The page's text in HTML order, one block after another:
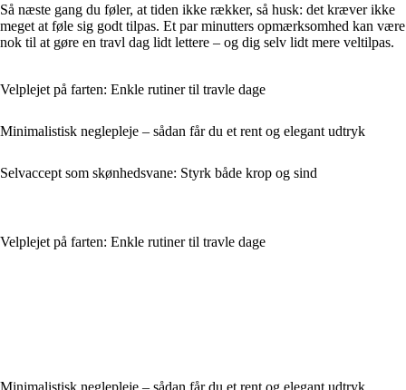
Så næste gang du føler, at tiden ikke rækker, så husk: det kræver ikke
meget at føle sig godt tilpas. Et par minutters opmærksomhed kan være
nok til at gøre en travl dag lidt lettere – og dig selv lidt mere veltilpas.
Velplejet på farten: Enkle rutiner til travle dage
Minimalistisk neglepleje – sådan får du et rent og elegant udtryk
Selvaccept som skønhedsvane: Styrk både krop og sind
Velplejet på farten: Enkle rutiner til travle dage
Minimalistisk neglepleje – sådan får du et rent og elegant udtryk